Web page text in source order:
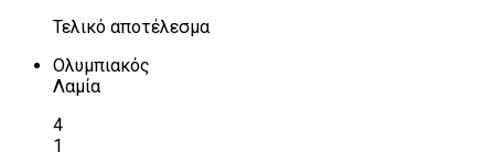
Τελικό αποτέλεσμα
Ολυμπιακός
Λαμία
4
1